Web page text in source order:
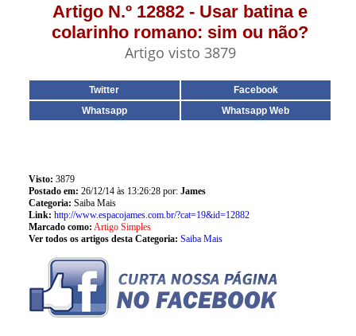
Artigo N.º 12882 - Usar batina e
colarinho romano: sim ou não?
Artigo visto 3879
Twitter
Facebook
Whatsapp
Whatsapp Web
Visto: 3879
Postado em: 26/12/14 às 13:26:28 por: James
Categoria: Saiba Mais
Link: http://www.espacojames.com.br/?cat=19&id=12882
Marcado como: Artigo Simples
Ver todos os artigos desta Categoria: Saiba Mais